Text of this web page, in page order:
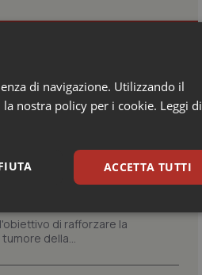
restano 26 città
Salute sono
di calore segnala...
mammella:
Unit
di rafforzare la
della...
di navigazione. Utilizzando il
nostra policy per i cookie. Leggi di
ACCETTA TUTTI
Marketing